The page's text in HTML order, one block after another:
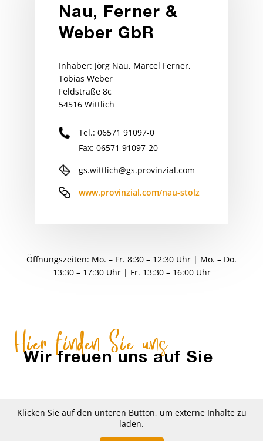
Nau, Ferner &
Weber GbR
Inhaber: Jörg Nau, Marcel Ferner,
Tobias Weber
Feldstraße 8c
54516 Wittlich
Tel.: 06571 91097-0
Fax: 06571 91097-20
gs.wittlich@gs.provinzial.com
www.provinzial.com/nau-stolz
Öffnungszeiten: Mo. – Fr. 8:30 – 12:30 Uhr | Mo. – Do.
13:30 – 17:30 Uhr | Fr. 13:30 – 16:00 Uhr
Hier finden Sie uns
Wir freuen uns auf Sie
Klicken Sie auf den unteren Button, um externe Inhalte zu
laden.